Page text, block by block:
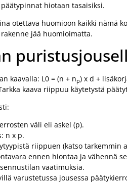
hiotaan tasaisiksi.
otettava huomioon kaikki nämä
jää huomioimatta.
kaavalla: L0 = (n + np) x d +
kaava riippuu käytetystä
väli eli askel (p).
n x p.
riippuen (katso tarkemmin
ennen hiontaa ja vähennä
vaatimuksia.
varustetussa jousessa